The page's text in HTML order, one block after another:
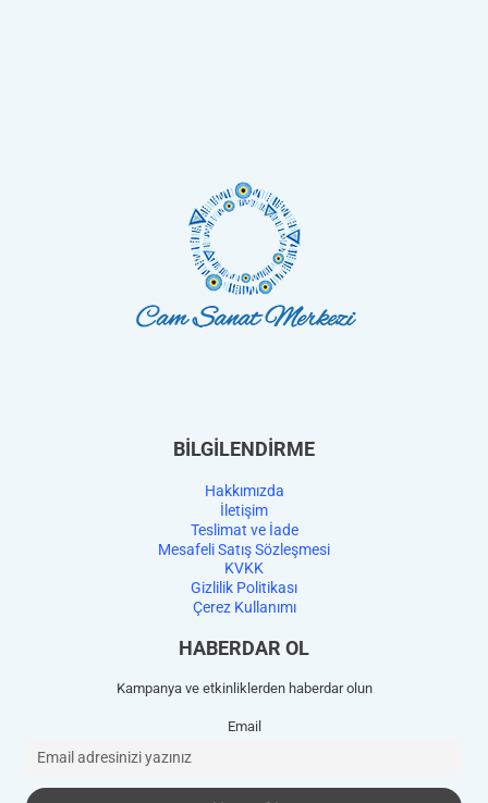
BİLGİLENDİRME
Hakkımızda
İletişim
Teslimat ve İade
Mesafeli Satış Sözleşmesi
KVKK
Gizlilik Politikası
Çerez Kullanımı
HABERDAR OL
Kampanya ve etkinliklerden haberdar olun
Email